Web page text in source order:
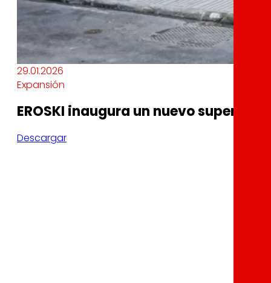
29.01.2026
Expansión
EROSKI inaugura un nuevo
Descargar